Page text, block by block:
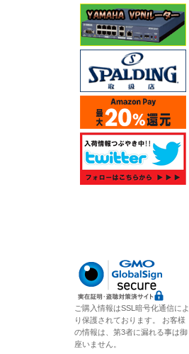
ご購入情報はSSL暗号化通信によ
り保護されております。 お客様
の情報は、第3者に漏れる事は御
座いません。